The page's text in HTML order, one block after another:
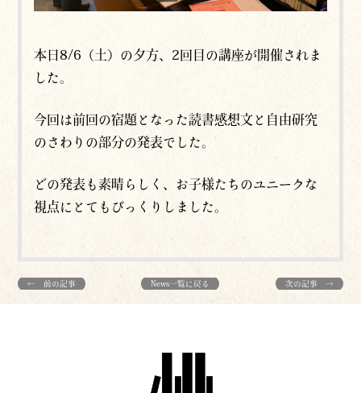
本日8/6（土）の夕方、2回目の講座が開催されま
した。
今回は前回の宿題となった読書感想文と自由研究
のさわりの部分の発表でした。
どの発表も素晴らしく、お子様たちのユニークな
視点にとてもびっくりしました。
← 前の記事 News一覧に戻る 次の記事 →